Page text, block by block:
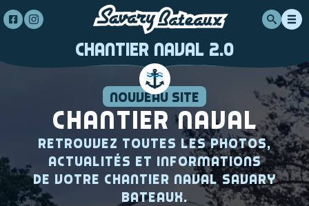
Chantier Naval 2.0
Nouveau site
Chantier Naval
Retrouvez toutes les photos,
actualités et informations
de votre chantier naval Savary
Bateaux.